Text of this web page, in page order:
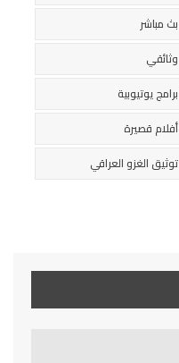
بث مباشر
وثائقي
برامج يوتيوبية
أفلام قصيرة
توثيق الغزو العراقي